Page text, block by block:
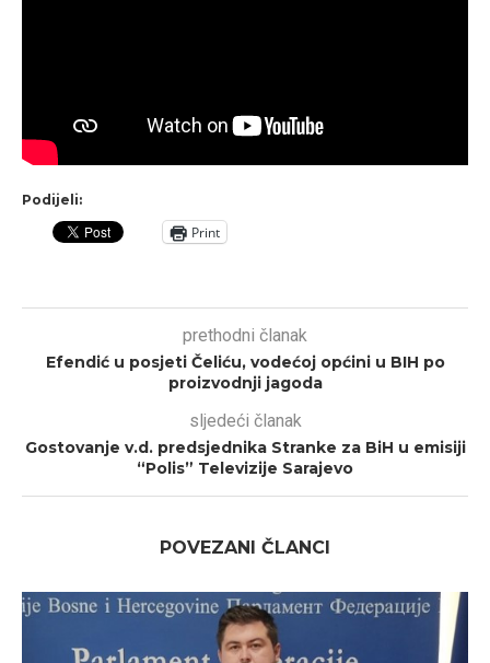
Podijeli:
Print
prethodni članak
Efendić u posjeti Čeliću, vodećoj općini u BIH po
proizvodnji jagoda
sljedeći članak
Gostovanje v.d. predsjednika Stranke za BiH u emisiji
“Polis” Televizije Sarajevo
POVEZANI ČLANCI